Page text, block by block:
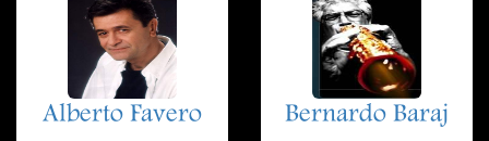
Alberto Favero Bernardo Baraj